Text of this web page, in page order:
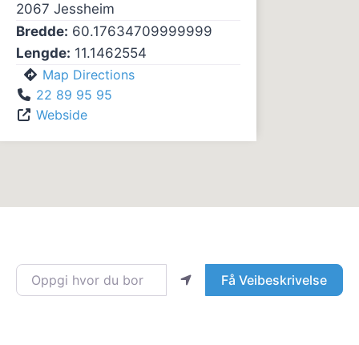
Oppgi hvor du bor Få Veibeskrivelse
2067 Jessheim
Bredde: 60.17634709999999
Lengde: 11.1462554
Map Directions
22 89 95 95
Webside